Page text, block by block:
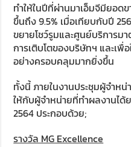
ทำให้ในปีที่ผ่านมาเอ็มจีมียอด
ขึ้นถึง 9.5% เมื่อเทียบกับปี
ขยายโชว์รูมและศูนย์บริการม
การเติบโตของบริษัทฯ และเพื่
อย่างครอบคลุมมากยิ่งขึ้น
ทั้งนี้ ภายในงานประชุมผู้จำห
ให้กับผู้จำหน่ายที่ทำผลงานได้
2564 ประกอบด้วย;
รางวัล MG Excellence